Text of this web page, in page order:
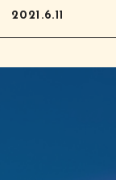
2021.6.11